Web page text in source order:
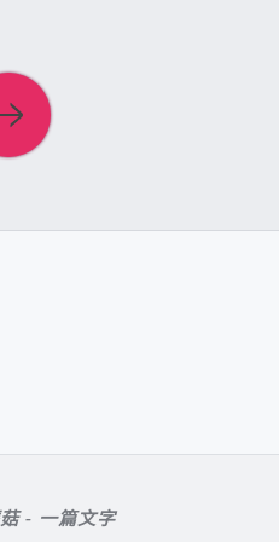
- 一篇文字